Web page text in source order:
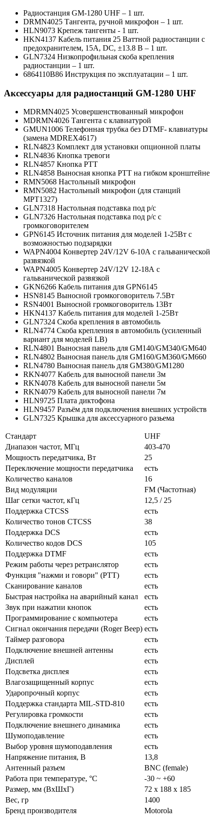
Радиостанция GM-1280 UHF – 1 шт.
DRMN4025 Тангента, ручной микрофон – 1 шт.
HLN9073 Крепеж тангенты - 1 шт.
HKN4137 Кабель питания 25 Ваттной радиостанции с
предохранителем, 15А, DC, ±13.8 В – 1 шт.
GLN7324 Низкопрофильная скоба крепления
радиостанции – 1 шт.
6864110B86 Инструкция по эксплуатации – 1 шт.
Аксессуары для радиостанций GM-1280 UHF
MDRMN4025 Усовершенствованный микрофон
MDRMN4026 Тангента с клавиатурой
GMUN1006 Телефонная трубка без DTMF- клавиатуры
(замена MDREX4617)
RLN4823 Комплект для установки опционной платы
RLN4836 Кнопка тревоги
RLN4857 Кнопка РТТ
RLN4858 Выносная кнопка РТТ на гибком кронштейне
RMN5068 Настольный микрофон
RMN5082 Настольный микрофон (для станций
МРТ1327)
GLN7318 Настольная подставка под р/с
GLN7326 Настольная подставка под р/с с
громкоговорителем
GPN6145 Источник питания для моделей 1-25Вт с
возможностью подзарядки
WAPN4004 Конвертер 24V/12V 6-10А с гальванической
развязкой
WAPN4005 Конвертер 24V/12V 12-18А с
гальванической развязкой
GKN6266 Кабель питания для GPN6145
HSN8145 Выносной громкоговоритель 7.5Вт
RSN4001 Выносной громкоговоритель 13Вт
HKN4137 Кабель питания для моделей 1-25Вт
GLN7324 Скоба крепления в автомобиль
RLN4774 Скоба крепления в автомобиль (усиленный
вариант для моделей LB)
RLN4801 Выносная панель для GM140/GM340/GM640
RLN4802 Выносная панель для GM160/GM360/GM660
RLN4780 Выносная панель для GM380/GM1280
RKN4077 Кабель для выносной панели 3м
RKN4078 Кабель для выносной панели 5м
RKN4079 Кабель для выносной панели 7м
HLN9725 Плата диктофона
HLN9457 Разъём для подключения внешних устройств
GLN7325 Крышка для аксессуарного разьема
Стандарт
UHF
Диапазон частот, МГц
403-470
Мощность передатчика, Вт
25
Переключение мощности передатчика
есть
Количество каналов
16
Вид модуляции
FM (Частотная)
Шаг сетки частот, кГц
12,5 / 25
Поддержка CTCSS
есть
Количество тонов CTCSS
38
Поддержка DCS
есть
Количество кодов DCS
105
Поддержка DTMF
есть
Режим работы через ретранслятор
есть
Функция "нажми и говори" (PTT)
есть
Сканирование каналов
есть
Быстрая настройка на аварийный канал
есть
Звук при нажатии кнопок
есть
Программирование с компьютера
есть
Сигнал окончания передачи (Roger Beep) есть
Таймер разговора
есть
Подключение внешней антенны
есть
Дисплей
есть
Подсветка дисплея
есть
Влагозащищенный корпус
есть
Ударопрочный корпус
есть
Поддержка стандарта MIL-STD-810
есть
Регулировка громкости
есть
Подключение внешнего динамика
есть
Шумоподавление
есть
Выбор уровня шумоподавления
есть
Нaпряжение питaния, В
13,8
Антенный разъем
BNC (female)
Работа при температуре, °C
-30 ~ +60
Размер, мм (ВхШхГ)
72 х 188 х 185
Вес, гр
1400
Бренд производителя
Motorola